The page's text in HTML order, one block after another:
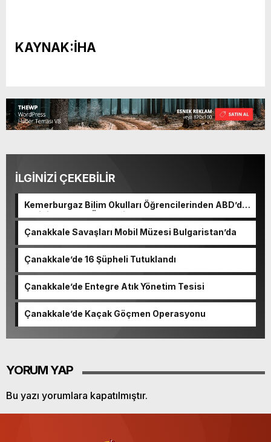
KAYNAK:İHA
İLGİNİZİ ÇEKEBİLİR
Kemerburgaz Bilim Okulları Öğrencilerinden ABD’de
Tarihi Başarı: 6 Öğrenci 14 Madalya Kazandı
Çanakkale Savaşları Mobil Müzesi Bulgaristan’da
Çanakkale’de 16 Şüpheli Tutuklandı
Çanakkale’de Entegre Atık Yönetim Tesisi
Çanakkale’de Kaçak Göçmen Operasyonu
YORUM YAP
Bu yazı yorumlara kapatılmıştır.